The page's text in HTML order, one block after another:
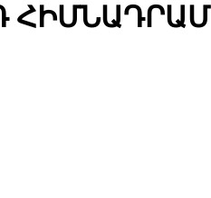
ՀԻՄՆԱԴՐԱՄ